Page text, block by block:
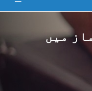
میں